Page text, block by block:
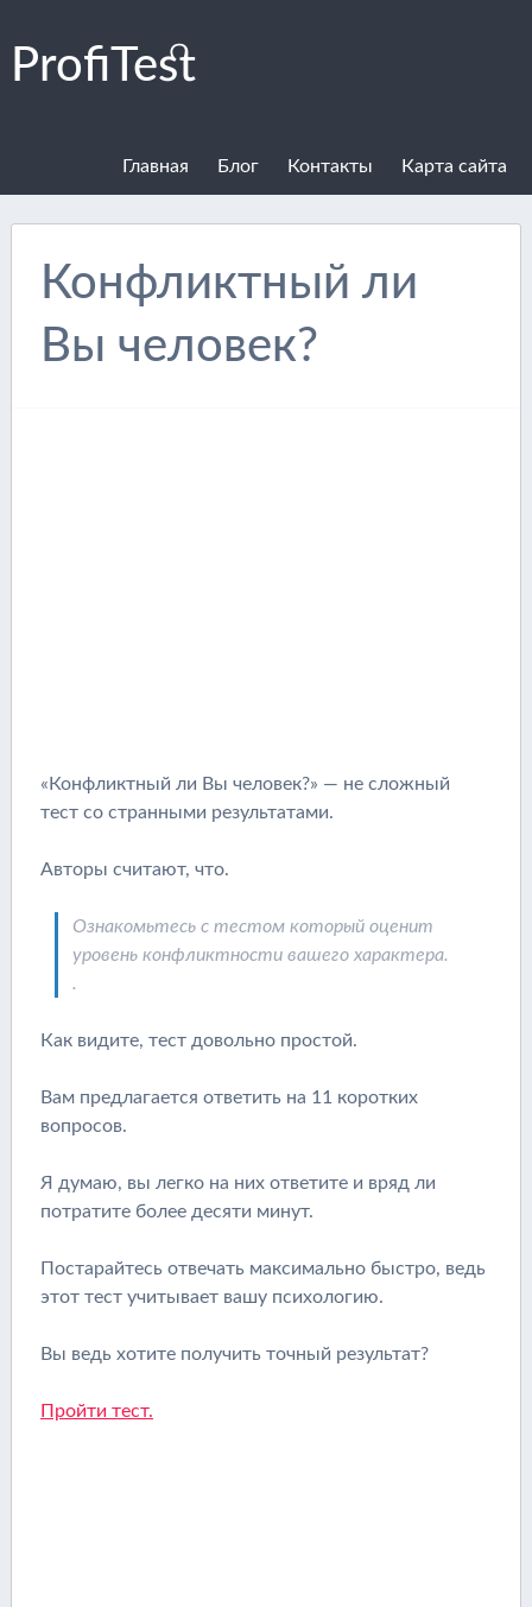
ProfiTest
Карта сайта
Контакты
Блог
Главная
Конфликтный ли
Вы человек?
«Конфликтный ли Вы человек?» — не сложный
тест со странными результатами.
Авторы считают, что.
Ознакомьтесь с тестом который оценит
уровень конфликтности вашего характера.
.
Как видите, тест довольно простой.
Вам предлагается ответить на 11 коротких
вопросов.
Я думаю, вы легко на них ответите и вряд ли
потратите более десяти минут.
Постарайтесь отвечать максимально быстро, ведь
этот тест учитывает вашу психологию.
Вы ведь хотите получить точный результат?
Пройти тест.